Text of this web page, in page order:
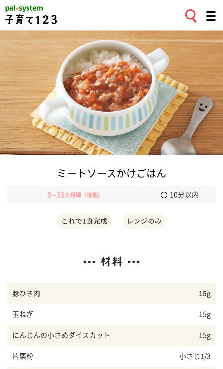
ミートソースかけごはん
9～ 11 カ月頃（後期） 10分以内
これで1食完成 レンジのみ
豚ひき肉 15g
玉ねぎ 15g
にんじんの小さめダイスカット 15g
片栗粉 小さじ1/3